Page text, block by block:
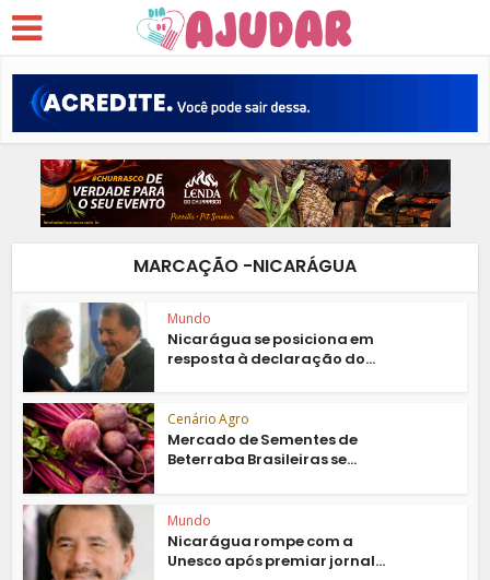
MARCAÇÃO -NICARÁGUA
Mundo
Nicarágua se posiciona em
resposta à declaração do...
Cenário Agro
Mercado de Sementes de
Beterraba Brasileiras se...
Mundo
Nicarágua rompe com a
Unesco após premiar jornal...